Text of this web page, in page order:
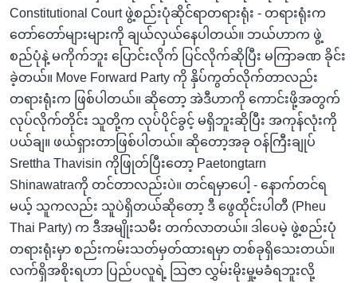
Constitutional Court ဖွဲ့စည်းပုံဆိုင်ရာတရားရုံး - တရားရုံးက
တော်တော်များများကို ချယ်လှယ်နေပါတယ်။ ဘယ်ဟာက ဖွဲ့
စည်ပုံနဲ့ မကိုက်ဘူး ပြောင်းလိုက် ပြင်လိုက်ဆိုပြီး မကြာခဏ ခိုင်း
ခဲ့တယ်။ Move Forward Party ကို နှိပ်ကွတ်လိုက်တာလည်း
တရားရုံးက ဖြစ်ပါတယ်။ ဆိုတော့ အဲဒီဟာကို ကောင်းဖို့အတွက်
လုပ်လိုက်တိုင်း သူတို့က လုပ်ပိုင်ခွင့် မရှိဘူးဆိုပြီး အကုန်လုံးကို
ပယ်ချ။ ဖယ်ရှားတာဖြစ်ပါတယ်။ ဆိုတော့အခု ဝန်ကြီးချုပ်
Srettha Thavisin ကိုဖြုတ်ပြီးတော့ Paetongtarn
Shinawatraကို တင်တာလည်းပဲ။ တင်ရမှာပေါ့ - နောက်တင်ရ
မယ့် သူကလည်း သူပဲရှိတယ်ဆိုတော့ ဒီ ဖွေထိုင်းပါတီ (Pheu
Thai Party) က ဒီအမျိုးသမီး တက်လာတယ်။ ဒါပေမဲ့ ဖွဲ့စည်းပုံ
တရားရုံးမှာ စည်းကမ်းသတ်မှတ်ထားရမှာ တစ်ခုရှိသေးတယ်။
လက်ရှိအစိုးရဟာ ပြည်ပလူရဲ့ သြဇာ လွှမ်းမိုးမှု့မခံရဘူးလို့